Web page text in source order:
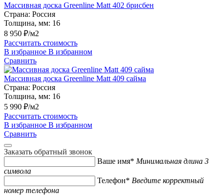
Массивная доска Greenline Matt 402 брисбен
Страна: Россия
Толщина, мм: 16
8 950 ₽/м2
Рассчитать стоимость
В избранное В избранном
Сравнить
Массивная доска Greenline Matt 409 сайма
Страна: Россия
Толщина, мм: 16
5 990 ₽/м2
Рассчитать стоимость
В избранное В избранном
Сравнить
Заказать обратный звонок
Ваше имя* Минимальная длина 3
символа
Телефон* Введите корректный
номер телефона